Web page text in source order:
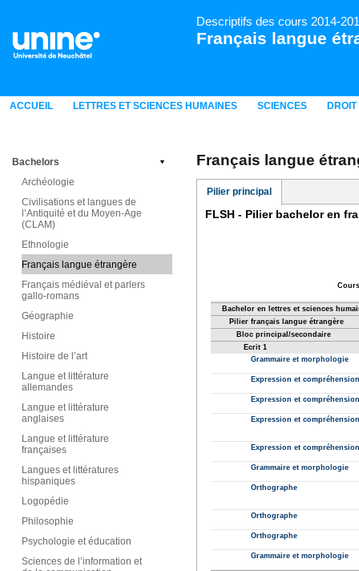
Descriptifs des cours 2014-
Français langue
ACCUEIL LETTRES ET SCIENCES HUMAINES SCIENCES DROIT
Bachelors
Archéologie
Civilisations et langues de
l’Antiquité et du Moyen-Age
(CLAM)
Ethnologie
Français langue étrangère
Français médiéval et parlers
gallo-romans
Géographie
Histoire
Histoire de l’art
Langue et littérature
allemandes
Langue et littérature
anglaises
Langue et littérature
françaises
Langues et littératures
hispaniques
Logopédie
Philosophie
Psychologie et éducation
Sciences de l’information et
Français langue
Pilier principal